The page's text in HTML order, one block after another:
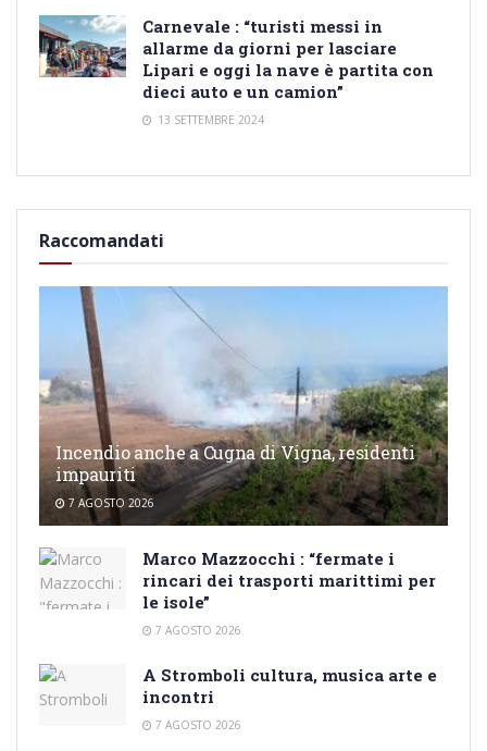
Carnevale : “turisti messi in
allarme da giorni per lasciare
Lipari e oggi la nave è partita con
dieci auto e un camion”
13 SETTEMBRE 2024
Raccomandati
Incendio anche a Cugna di Vigna, residenti
impauriti
7 AGOSTO 2026
Marco Mazzocchi : “fermate i
rincari dei trasporti marittimi per
le isole”
7 AGOSTO 2026
A Stromboli cultura, musica arte e
incontri
7 AGOSTO 2026